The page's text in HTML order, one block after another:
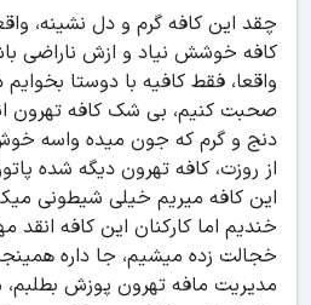
چقد این کافه گرم و دل نشینه،
کافه خوشش نیاد و ازش ناراضی
واقعا، فقط کافیه با دوستا
صحبت کنیم، بی شک کافه تهرون
دنج و گرم که جون میده واسه
از روزت، کافه تهرون دیگه شده
این کافه میریم خیلی شیطونی
خندیم اما کارکنان این کافه
خجالت زده میشیم، جا داره همینجا
مدیریت مافه تهرون پوزش بطلبم،